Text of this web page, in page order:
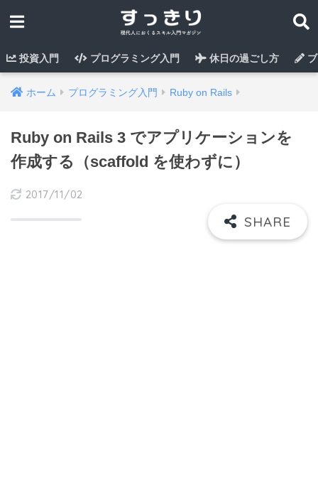
投資入門 プログラミング入門 休日の過ごし方
ホーム プログラミング入門 Ruby on Rails
Ruby on Rails 3 でアプリケーションを
作成する（scaffold を使わずに）
2017/11/02